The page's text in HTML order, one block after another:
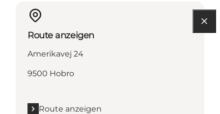
Route anzeigen
Amerikavej 24
9500 Hobro
Route anzeigen